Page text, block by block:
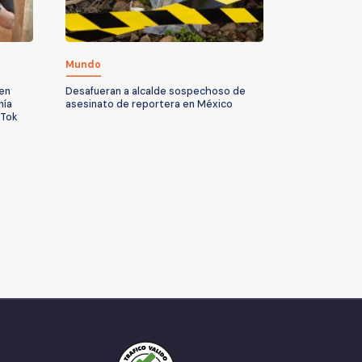
Mundo
Desafueran a alcalde sospechoso de
asesinato de reportera en México